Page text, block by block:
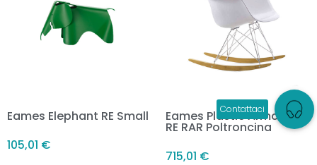
Eames Elephant RE Small
105,01 €
Eames Plastic Armchair
RE RAR Poltroncina
715,01 €